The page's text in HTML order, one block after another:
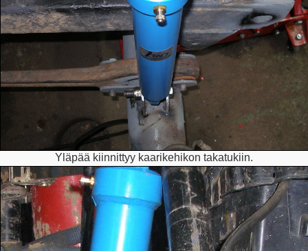
Yläpää kiinnittyy kaarikehikon takatukiin.